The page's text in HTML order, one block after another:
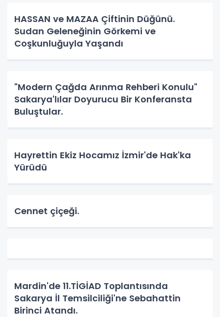
HASSAN ve MAZAA Çiftinin Düğünü.
Sudan Geleneğinin Görkemi ve
Coşkunluğuyla Yaşandı
"Modern Çağda Arınma Rehberi Konulu"
Sakarya'lılar Doyurucu Bir Konferansta
Buluştular.
Hayrettin Ekiz Hocamız İzmir'de Hak'ka
Yürüdü
Cennet çiçeği.
Mardin'de 11.TİGİAD Toplantısında
Sakarya İl Temsilciliği'ne Sebahattin
Birinci Atandı.